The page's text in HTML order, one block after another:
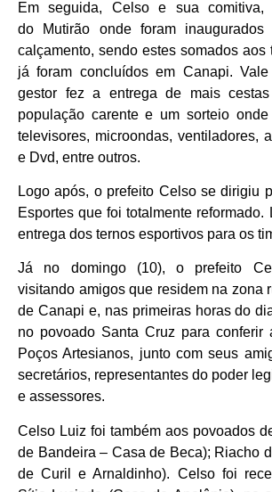
Em seguida, Celso e sua
do Mutirão onde foram
calçamento, sendo estes somados aos
já foram concluídos em Canapi.
gestor fez a entrega de mais
população carente e um sorteio onde
televisores, microondas, ventiladores,
e Dvd, entre outros.
Logo após, o prefeito Celso se dirigiu
Esportes que foi totalmente reformado.
entrega dos ternos esportivos para os
Já no domingo (10), o prefeito
visitando amigos que residem na zona
de Canapi e, nas primeiras horas do
no povoado Santa Cruz para conferir
Poços Artesianos, junto com seus
secretários, representantes do poder
e assessores.
Celso Luiz foi também aos povoados
de Bandeira – Casa de Beca); Riacho
de Curil e Arnaldinho). Celso foi